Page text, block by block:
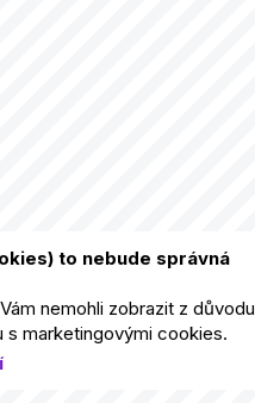
to nebude správná
nemohli zobrazit z důvodu
s marketingovými cookies.